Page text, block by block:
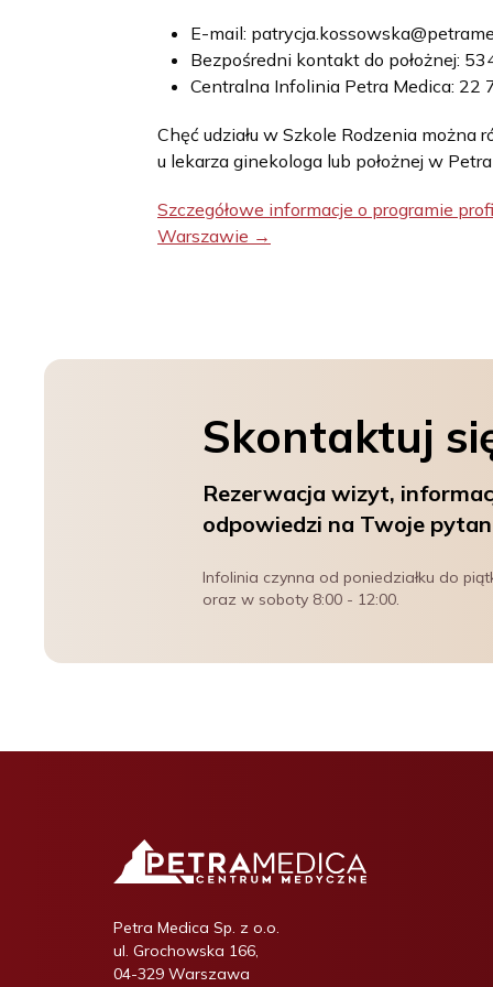
E-mail:
Bezpośredni kontakt do położnej:
Centralna Infolinia Petra Medica: 22
Chęć udziału w Szkole Rodzenia można
u lekarza ginekologa lub położnej w
Szczegółowe informacje o programie
Warszawie →
Skontaktuj
Rezerwacja wizyt,
odpowiedzi na Twoje
Infolinia czynna od poniedziałku do
oraz w soboty 8:00 - 12:00.
Petra Medica Sp. z o.o.
ul. Grochowska 166,
04-329 Warszawa